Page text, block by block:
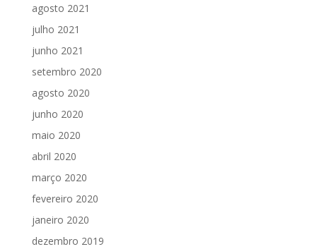
agosto 2021
julho 2021
junho 2021
setembro 2020
agosto 2020
junho 2020
maio 2020
abril 2020
março 2020
fevereiro 2020
janeiro 2020
dezembro 2019